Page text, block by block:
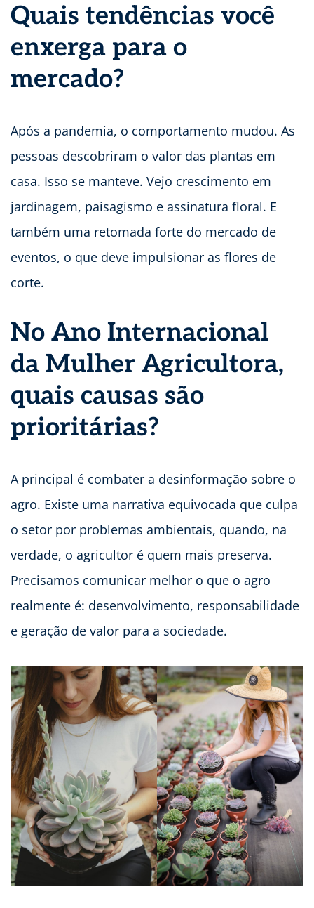
Quais tendências você
enxerga para o
mercado?
Após a pandemia, o comportamento mudou. As
pessoas descobriram o valor das plantas em
casa. Isso se manteve. Vejo crescimento em
jardinagem, paisagismo e assinatura floral. E
também uma retomada forte do mercado de
eventos, o que deve impulsionar as flores de
corte.
No Ano Internacional
da Mulher Agricultora,
quais causas são
prioritárias?
A principal é combater a desinformação sobre o
agro. Existe uma narrativa equivocada que culpa
o setor por problemas ambientais, quando, na
verdade, o agricultor é quem mais preserva.
Precisamos comunicar melhor o que o agro
realmente é: desenvolvimento, responsabilidade
e geração de valor para a sociedade.